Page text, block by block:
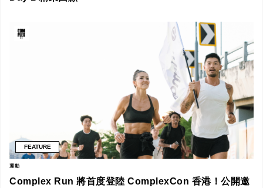
FEATURE
運動
Complex Run 將首度登陸 ComplexCon 香港！公開邀